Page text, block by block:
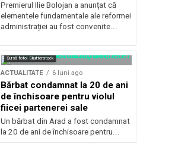
Premierul Ilie Bolojan a anunțat că
elementele fundamentale ale reformei
administrației au fost convenite...
Sursă foto: Shutterstock
ACTUALITATE 6 luni ago
Bărbat condamnat la 20 de ani
de închisoare pentru violul
fiicei partenerei sale
Un bărbat din Arad a fost condamnat
la 20 de ani de închisoare pentru...